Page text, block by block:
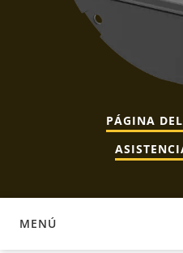
PÁGINA
MENÚ
DOCUMENTACIÓN